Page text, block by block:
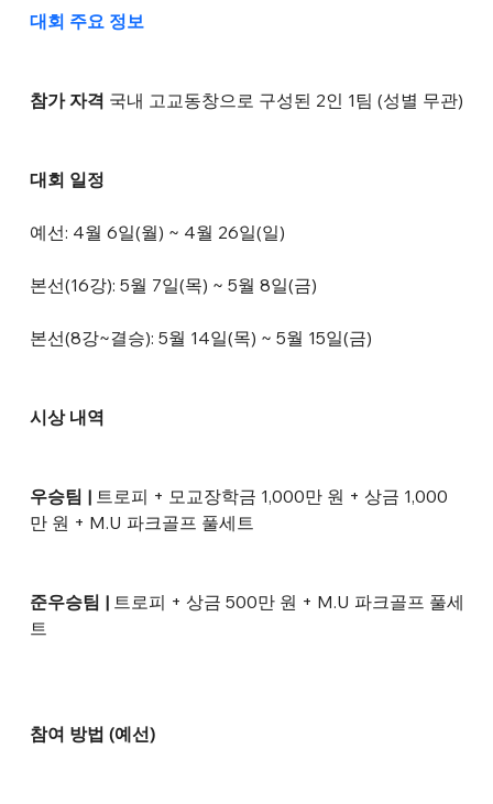
대회 주요 정보
참가 자격 국내 고교동창으로 구성된 2인 1팀 (성별 무관)
대회 일정
예선: 4월 6일(월) ~ 4월 26일(일)
본선(16강): 5월 7일(목) ~ 5월 8일(금)
본선(8강~결승): 5월 14일(목) ~ 5월 15일(금)
시상 내역
우승팀 | 트로피 + 모교장학금 1,000만 원 + 상금 1,000
만 원 + M.U 파크골프 풀세트
준우승팀 | 트로피 + 상금 500만 원 + M.U 파크골프 풀세
트
참여 방법 (예선)